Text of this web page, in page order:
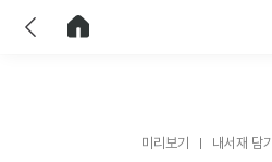
미리보기 내서재 담기